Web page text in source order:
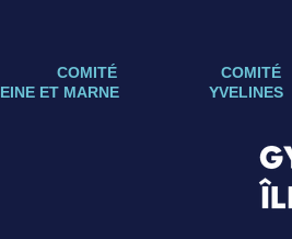
COMITÉ
COMITÉ
YVELINES
ET MARNE